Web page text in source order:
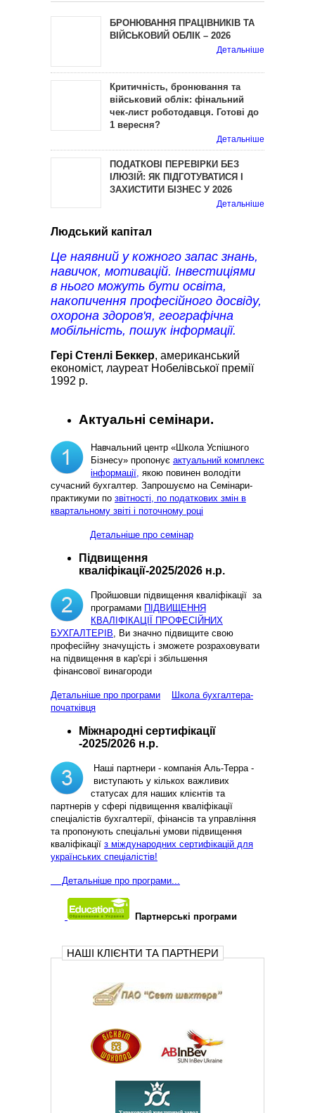
БРОНЮВАННЯ ПРАЦІВНИКІВ ТА
ВІЙСЬКОВИЙ ОБЛІК – 2026
Детальніше
Критичність, бронювання та
військовий облік: фінальний
чек-лист роботодавця. Готові до
1 вересня?
Детальніше
ПОДАТКОВІ ПЕРЕВІРКИ БЕЗ
ІЛЮЗІЙ: ЯК ПІДГОТУВАТИСЯ І
ЗАХИСТИТИ БІЗНЕС У 2026
Детальніше
Людський капітал
Це наявний у кожного запас знань,
навичок, мотивацій. Інвестиціями
в нього можуть бути освіта,
накопичення професійного досвіду,
охорона здоров'я, географічна
мобільність, пошук інформації.
Гері Стенлі Беккер, американський
економіст, лауреат Нобелівської премії
1992 р.
Актуальні семінари.
Навчальний центр «Школа Успішного
Бізнесу» пропонує актуальний комплекс
інформації, якою повинен володіти
сучасний бухгалтер. Запрошуємо на Семінари-
практикуми по звітності, по податкових змін в
квартальному звіті і поточному році
Детальніше про семінар
Підвищення
кваліфікації-2025/2026 н.р.
Пройшовши підвищення кваліфікації за
програмами ПІДВИЩЕННЯ
КВАЛІФІКАЦІЇ ПРОФЕСІЙНИХ
БУХГАЛТЕРІВ , Ви значно підвищите свою
професійну значущість і зможете розраховувати
на підвищення в кар'єрі і збільшення
фінансової винагороди
Детальніше про програми
Школа бухгалтера-
початківця
Міжнародні сертифікації
-2025/2026 н.р.
Наші партнери - компанія Аль-Терра -
виступають у кількох важливих
статусах для наших клієнтів та
партнерів у сфері підвищення кваліфікації
спеціалістів бухгалтерії, фінансів та управління
та пропонують спеціальні умови підвищення
кваліфікації з міждународних сертифікацій для
українських спеціалістів!
Детальніше про програми...
Партнерські програми
НАШІ КЛІЄНТИ ТА ПАРТНЕРИ